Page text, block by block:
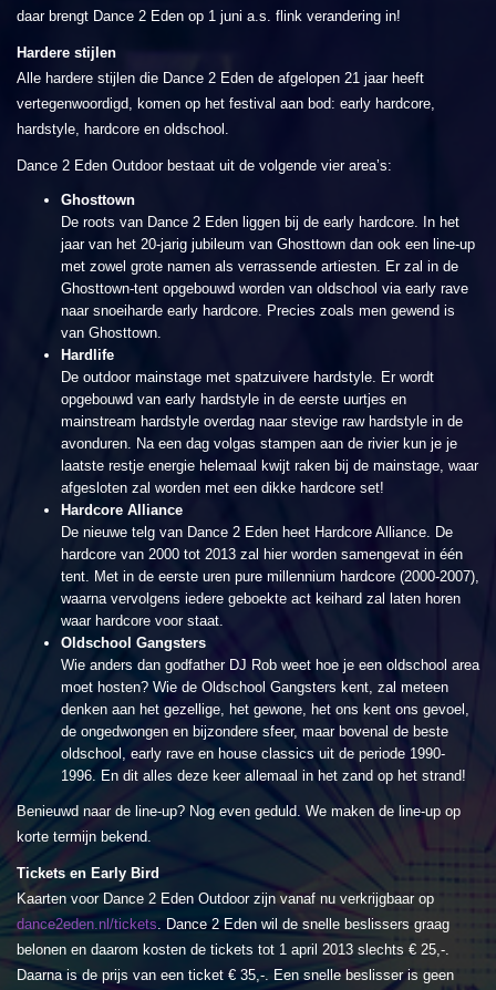
daar brengt Dance 2 Eden op 1 juni a.s. flink verandering in!
Hardere stijlen
Alle hardere stijlen die Dance 2 Eden de afgelopen 21 jaar heeft
vertegenwoordigd, komen op het festival aan bod: early hardcore,
hardstyle, hardcore en oldschool.
Dance 2 Eden Outdoor bestaat uit de volgende vier area’s:
Ghosttown
De roots van Dance 2 Eden liggen bij de early hardcore. In het
jaar van het 20-jarig jubileum van Ghosttown dan ook een line-up
met zowel grote namen als verrassende artiesten. Er zal in de
Ghosttown-tent opgebouwd worden van oldschool via early rave
naar snoeiharde early hardcore. Precies zoals men gewend is
van Ghosttown.
Hardlife
De outdoor mainstage met spatzuivere hardstyle. Er wordt
opgebouwd van early hardstyle in de eerste uurtjes en
mainstream hardstyle overdag naar stevige raw hardstyle in de
avonduren. Na een dag volgas stampen aan de rivier kun je je
laatste restje energie helemaal kwijt raken bij de mainstage, waar
afgesloten zal worden met een dikke hardcore set!
Hardcore Alliance
De nieuwe telg van Dance 2 Eden heet Hardcore Alliance. De
hardcore van 2000 tot 2013 zal hier worden samengevat in één
tent. Met in de eerste uren pure millennium hardcore (2000-2007),
waarna vervolgens iedere geboekte act keihard zal laten horen
waar hardcore voor staat.
Oldschool Gangsters
Wie anders dan godfather DJ Rob weet hoe je een oldschool area
moet hosten? Wie de Oldschool Gangsters kent, zal meteen
denken aan het gezellige, het gewone, het ons kent ons gevoel,
de ongedwongen en bijzondere sfeer, maar bovenal de beste
oldschool, early rave en house classics uit de periode 1990-
1996. En dit alles deze keer allemaal in het zand op het strand!
Benieuwd naar de line-up? Nog even geduld. We maken de line-up op
korte termijn bekend.
Tickets en Early Bird
Kaarten voor Dance 2 Eden Outdoor zijn vanaf nu verkrijgbaar op
dance2eden.nl/tickets. Dance 2 Eden wil de snelle beslissers graag
belonen en daarom kosten de tickets tot 1 april 2013 slechts € 25,-.
Daarna is de prijs van een ticket € 35,-. Een snelle beslisser is geen